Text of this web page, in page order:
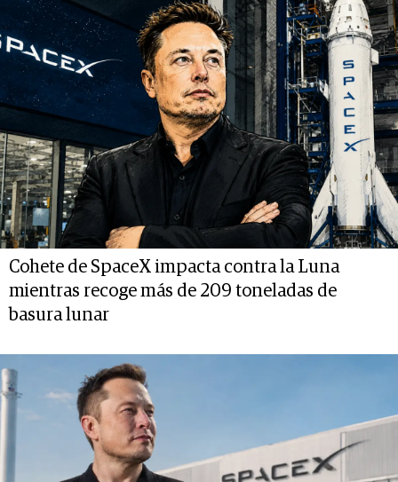
Cohete de SpaceX impacta contra la Luna
mientras recoge más de 209 toneladas de
basura lunar